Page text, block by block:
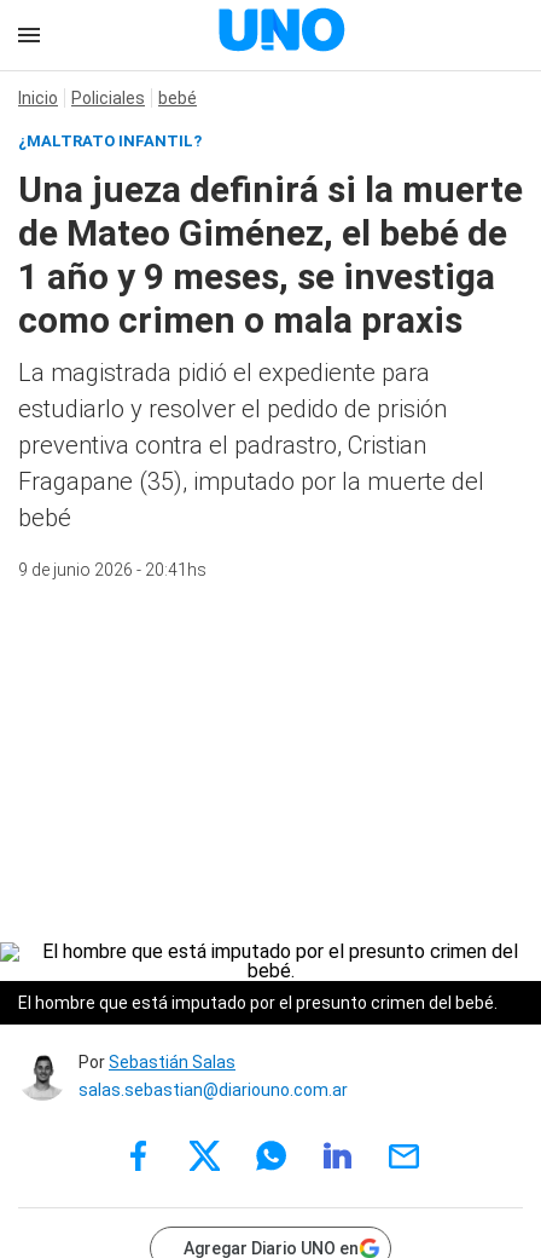
Inicio Policiales bebé
¿MALTRATO INFANTIL?
Una jueza definirá si la muerte
de Mateo Giménez, el bebé de
1 año y 9 meses, se investiga
como crimen o mala praxis
La magistrada pidió el expediente para
estudiarlo y resolver el pedido de prisión
preventiva contra el padrastro, Cristian
Fragapane (35), imputado por la muerte del
bebé
9 de junio 2026 - 20:41hs
El hombre que está imputado por el presunto crimen del bebé.
PorSebastián Salas
salas.sebastian@diariouno.com.ar
Agregar Diario UNO en